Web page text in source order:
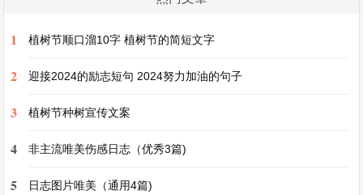
他一一了作文（精选3篇)
那一刻我长大了作文400字（优秀3篇)
1 植树节顺口溜10字 植树节的简短文字
2 迎接2024的励志短句 2024努力加油的句子
3 植树节种树宣传文案
4 非主流唯美伤感日志（优秀3篇)
5 日志图片唯美（通用4篇)